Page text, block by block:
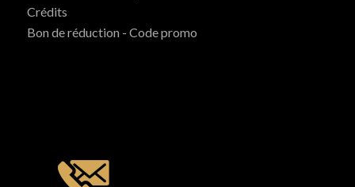
Crédits
Bon de réduction - Code promo